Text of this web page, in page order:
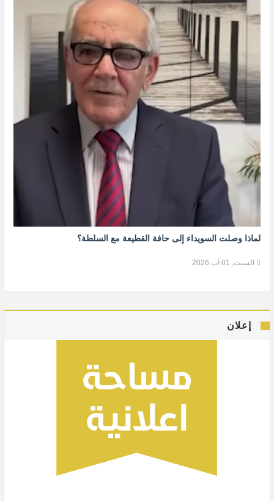
لماذا وصلت السويداء إلى حافة القطيعة مع السلطة؟
السبت, 01 آب 2026
إعلان